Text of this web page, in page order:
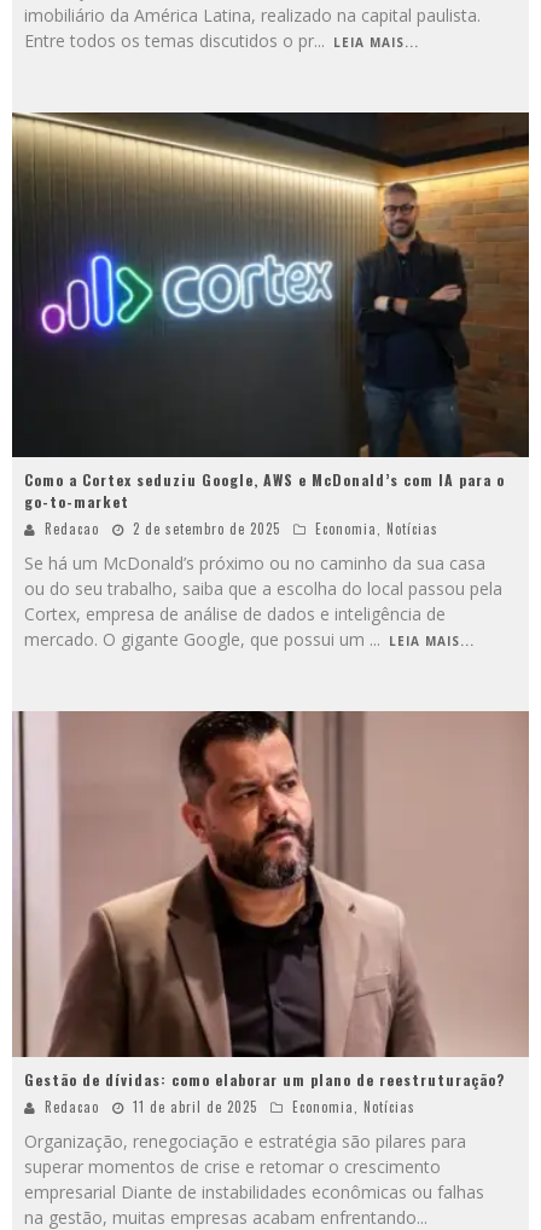
imobiliário da América Latina, realizado na capital paulista.
Entre todos os temas discutidos o pr... LEIA MAIS...
Como a Cortex seduziu Google, AWS e McDonald’s com IA para o
go-to-market
Redacao 2 de setembro de 2025 Economia, Notícias
Se há um McDonald’s próximo ou no caminho da sua casa
ou do seu trabalho, saiba que a escolha do local passou pela
Cortex, empresa de análise de dados e inteligência de
mercado. O gigante Google, que possui um ... LEIA MAIS...
Gestão de dívidas: como elaborar um plano de reestruturação?
Redacao 11 de abril de 2025 Economia Notícias
Organização, renegociação e estratégia são pilares para
superar momentos de crise e retomar o crescimento
empresarial Diante de instabilidades econômicas ou falhas
na gestão, muitas empresas acabam enfrentando...